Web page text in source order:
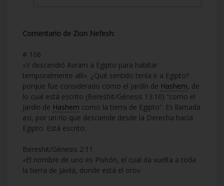
Comentario de Zion Nefesh:
# 106
«Y descendió Avram a Egipto para habitar
temporalmente allí». ¿Qué sentido tenía ir a Egipto?
porque fue considerado como el Jardín de Hashem, de
lo cual está escrito (Bereshit/Génesis 13:10) “como el
Jardín de Hashem como la tierra de Egipto”. Es llamada
así, por un río que desciende desde la Derecha hacia
Egipto. Está escrito:
Bereshit/Génesis 2:11
«El nombre de uno es Pishón, el cual da vuelta a toda
la tierra de Javilá, donde está el oro»